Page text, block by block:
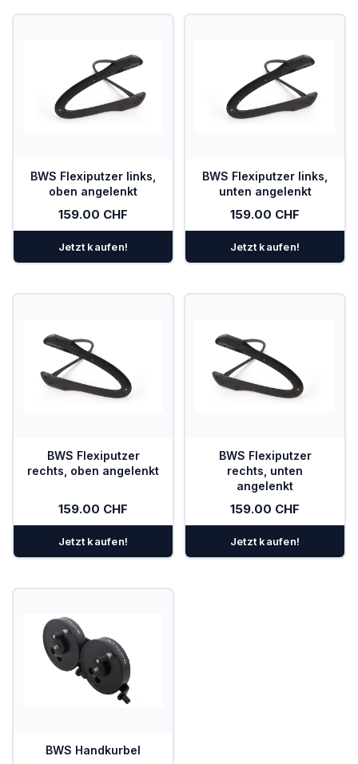
Transponder
BWS Flexiputzer links,
oben angelenkt
159.00 CHF
Jetzt kaufen!
BWS Flexiputzer links,
unten angelenkt
159.00 CHF
Jetzt kaufen!
BWS Flexiputzer
rechts, oben angelenkt
159.00 CHF
Jetzt kaufen!
BWS Flexiputzer
rechts, unten
angelenkt
159.00 CHF
Jetzt kaufen!
BWS Handkurbel